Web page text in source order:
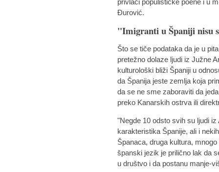
privlači populističke poene i u
Đurović.
"Imigranti u Španiji nisu
Što se tiče podataka da je u
pretežno dolaze ljudi iz Južne
kulturološki bliži Španiji u
da Španija jeste zemlja koja
da se ne sme zaboraviti da
preko Kanarskih ostrva ili
"Negde 10 odsto svih su ljudi
karakteristika Španije, ali i
Španaca, druga kultura,
španski jezik je prilično lak da
u društvo i da postanu manje-